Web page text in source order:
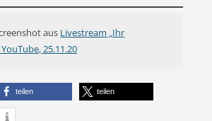
aus Livestream „Ihr
25.11.20
teilen teilen